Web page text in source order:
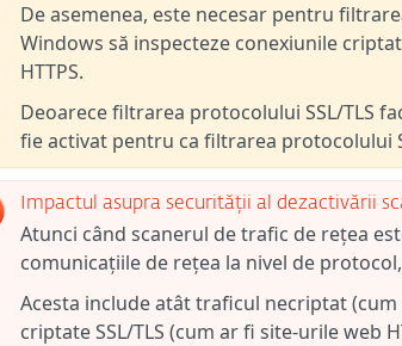
De asemenea, este necesar pentru
Windows să inspecteze conexiunile
HTTPS.
Deoarece filtrarea protocolului SSL/TLS
fie activat pentru ca filtrarea protocolului
Impactul asupra securității al dezactivării
Atunci când scanerul de trafic de rețea
comunicațiile de rețea la nivel de protocol,
Acesta include atât traficul necriptat
criptate SSL/TLS (cum ar fi site-urile web